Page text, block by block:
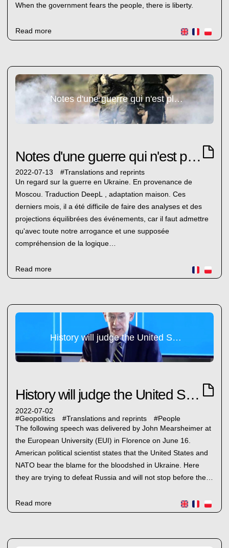
When the government fears the people, there is liberty.
Read more
Notes d'une guerre qui n'est plus une actualité
Notes d'une guerre qui n'est plus une actualité
2022-07-13 #Translations and reprints
Un regard sur la guerre en Ukraine. En provenance de
Moscou. Traduction DeepL , adaptation maison. Ces
derniers mois, il a été difficile de faire des analyses et des
projections équilibrées des événements, car il faut admettre
qu'avec toute notre arrogance et une supposée
compréhension de la logique…
Read more
History will judge the United States and its allies
History will judge the United States and its allies
2022-07-02
#Geopolitics #Translations and reprints #People
The following speech was delivered by John Mearsheimer at
the European University (EUI) in Florence on June 16.
American political scientist states that the United States and
NATO bear the blame for the bloodshed in Ukraine. Here
they are trying to defeat Russia and will not stop before the…
Read more